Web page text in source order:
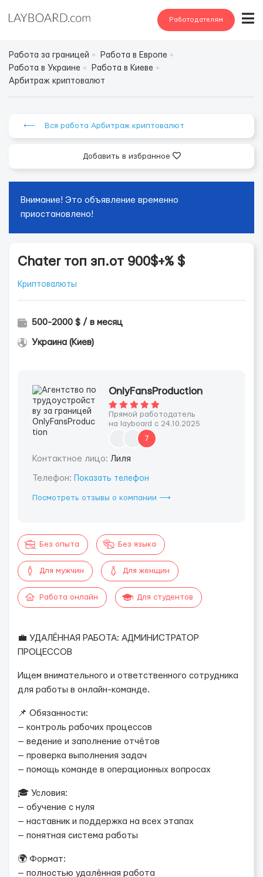
Работодателям
Работа за границей
Работа в Европе
Работа в Украине
Работа в Киеве
Арбитраж криптовалют
⟵ Вся работа Арбитраж криптовалют
Добавить в избранное
Внимание! Это объявление временно
приостановлено!
Сhater топ зп.от 900$+% $
Криптовалюты
500-2000 $ / в месяц
Украина (Киев)
OnlyFansProduction
Прямой работодатель
на layboard с 24.10.2025
7
Контактное лицо: Лиля
Телефон: Показать телефон
Посмотреть отзывы о компании ⟶
Без опыта Без языка
Для мужчин Для женщин
Работа онлайн Для студентов
💼 УДАЛЁННАЯ РАБОТА: АДМИНИСТРАТОР
ПРОЦЕССОВ
Ищем внимательного и ответственного сотрудника
для работы в онлайн-команде.
📌 Обязанности:
— контроль рабочих процессов
— ведение и заполнение отчётов
— проверка выполнения задач
— помощь команде в операционных вопросах
🎓 Условия:
— обучение с нуля
— наставник и поддержка на всех этапах
— понятная система работы
🌍 Формат:
— полностью удалённая работа